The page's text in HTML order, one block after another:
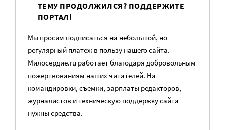
ТЕМУ ПРОДОЛЖИЛСЯ? ПОДДЕРЖИТЕ
ПОРТАЛ!
Мы просим подписаться на небольшой, но
регулярный платеж в пользу нашего сайта.
Милосердие.ru работает благодаря добровольным
пожертвованиям наших читателей. На
командировки, съемки, зарплаты редакторов,
журналистов и техническую поддержку сайта
нужны средства.